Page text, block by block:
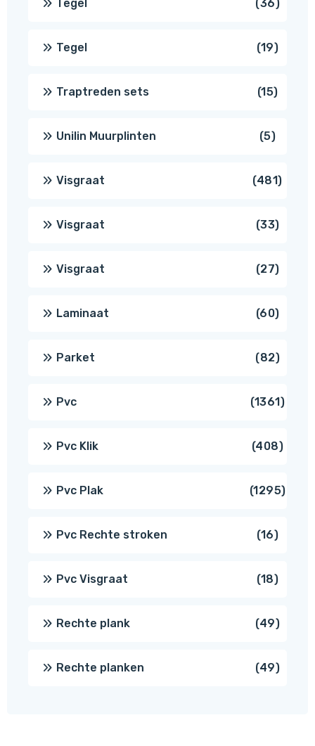
Tegel 36 36
Tegel 1919
Traptreden sets 1515
Unilin Muurplinten 55
Visgraat 481481
Visgraat 3333
Visgraat 2727
Laminaat 6060
Parket 8282
Pvc 13611361
Pvc Klik 408408
Pvc Plak 12951295
Pvc Rechte stroken 1616
Pvc Visgraat 1818
Rechte plank 4949
Rechte planken 4949